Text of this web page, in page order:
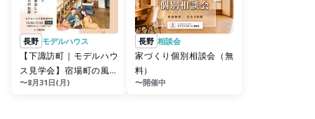
長野 モデルハウス
【下諏訪町｜モデルハウ
ス見学会】宿場町の風情
と自然素材のぬくもり
〜8月31日(月)
長野 相談会
家づくり個別相談会（無
料）
〜開催中